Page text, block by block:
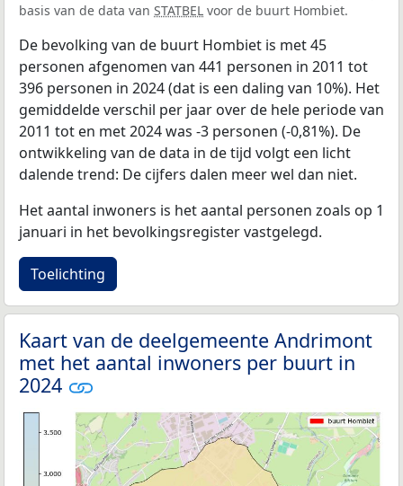
basis van de data van STATBEL voor de buurt Hombiet.
De bevolking van de buurt Hombiet is met 45
personen afgenomen van 441 personen in 2011 tot
396 personen in 2024 (dat is een daling van 10%). Het
gemiddelde verschil per jaar over de hele periode van
2011 tot en met 2024 was -3 personen (-0,81%). De
ontwikkeling van de data in de tijd volgt een licht
dalende trend: De cijfers dalen meer wel dan niet.
Het aantal inwoners is het aantal personen zoals op 1
januari in het bevolkingsregister vastgelegd.
Toelichting
Kaart van de deelgemeente Andrimont
met het aantal inwoners per buurt in
2024